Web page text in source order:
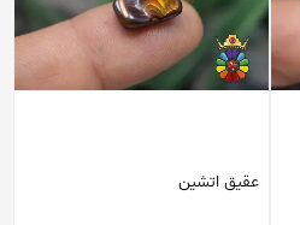
عقیق اتشین